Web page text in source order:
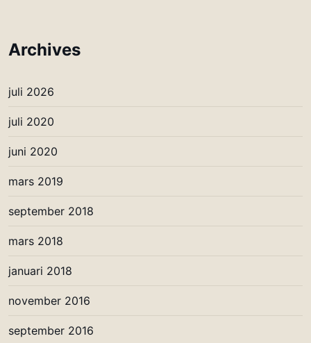
Archives
juli 2026
juli 2020
juni 2020
mars 2019
september 2018
mars 2018
januari 2018
november 2016
september 2016